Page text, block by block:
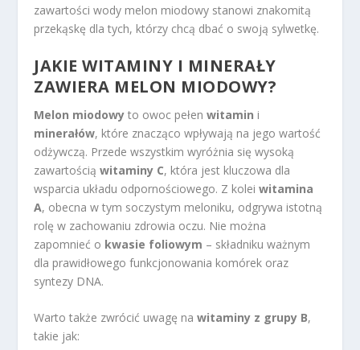
zawartości wody melon miodowy stanowi znakomitą
przekąskę dla tych, którzy chcą dbać o swoją sylwetkę.
JAKIE WITAMINY I MINERAŁY
ZAWIERA MELON MIODOWY?
Melon miodowy to owoc pełenwitamin i
minerałów, które znacząco wpływają na jego wartość
odżywczą. Przede wszystkim wyróżnia się wysoką
zawartościąwitaminy C, która jest kluczowa dla
wsparcia układu odpornościowego. Z koleiwitamina
A, obecna w tym soczystym meloniku, odgrywa istotną
rolę w zachowaniu zdrowia oczu. Nie można
zapomnieć o kwasie foliowym – składniku ważnym
dla prawidłowego funkcjonowania komórek oraz
syntezy DNA.
Warto także zwrócić uwagę nawitaminy z grupy B,
takie jak: